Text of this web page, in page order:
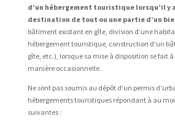
d’un hébergement touristique lorsqu’il y
destination de tout ou une partie d’un
bâtiment existant en gîte, division d’une
hébergement touristique, construction d’un
gîte, etc.), lorsque sa mise à disposition se fait
manière occasionnelle.
Ne sont pas soumis au dépôt d’un permis
hébergements touristiques répondant à au
suivantes :